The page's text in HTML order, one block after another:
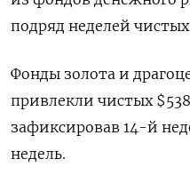
подряд неделей
Фонды золота и
привлекли чистых
зафиксировав 14-й
недель.